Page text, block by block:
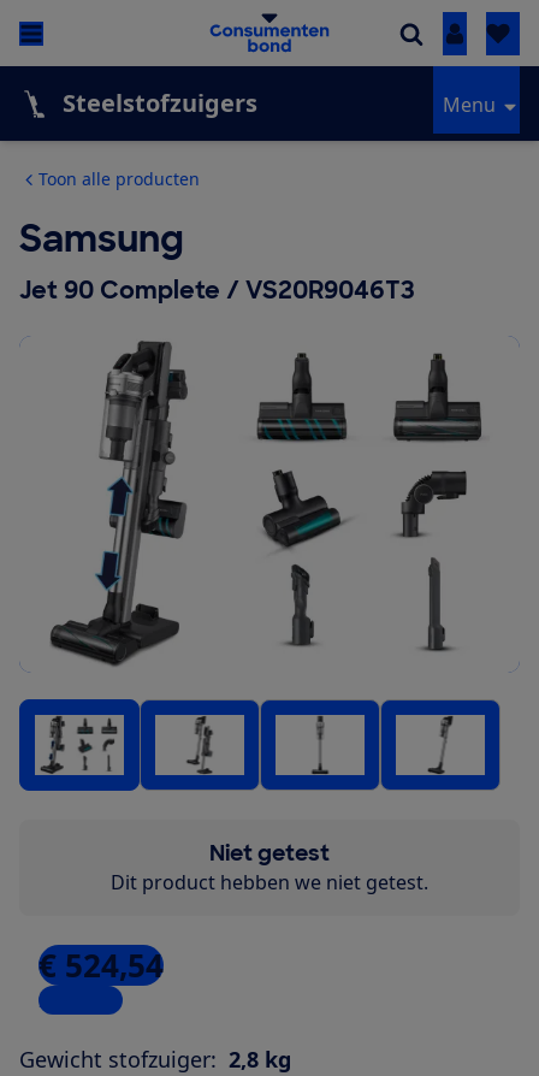
Inloggen
Steelstofzuigers Menu
Toon alle producten
Samsung
Jet 90 Complete / VS20R9046T3
Niet getest
Dit product hebben we niet getest.
€ 524,54
2 winkels
Gewicht stofzuiger: 2,8 kg